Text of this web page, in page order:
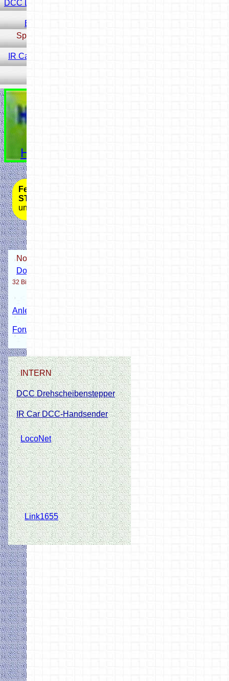
DCC LED Decoder ESP32
ESP32 Tabelle
Spur N Signale
IR Car DCC-Handsender
Hobbyprog Start
Fenstergröße ändern
STRG
und
Notlösung!
Download Blinken 32 Bit
32 Bit Version ist nicht immer aktuell!
Anleitung Decoder Flashen
Forum Thema NANO flashen.
INTERN
DCC Drehscheibenstepper
IR Car DCC-Handsender
LocoNet
Link1655